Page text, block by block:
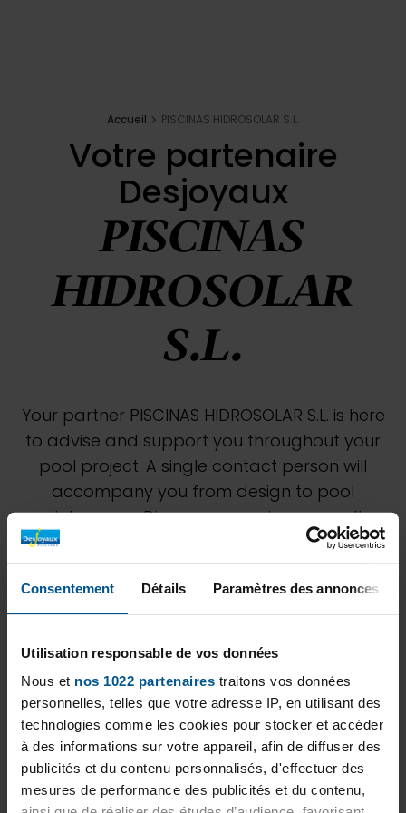
Consentement Détails Paramètres des annonces
Utilisation responsable de vos données
Nous et nos 1022 partenaires traitons vos données
personnelles, telles que votre adresse IP, en utilisant des
technologies comme les cookies pour stocker et accéder
à des informations sur votre appareil, afin de diffuser des
publicités et du contenu personnalisés, d'effectuer des
mesures de performance des publicités et du contenu,
Votre projet
Zahtevajte ponudbo
Konfigurator bazena
Accueil PISCINAS HIDROSOLAR S.L.
Votre partenaire
Desjoyaux
PISCINAS
HIDROSOLAR
S.L.
Your partner PISCINAS HIDROSOLAR S.L. is here
to advise and support you throughout your
pool project. A single contact person will
accompany you from design to pool
maintenance. Discover our unique expertise
through our various achievements. Don't
hesitate to ask our PISCINAS HIDROSOLAR S.L.
team for a personalized study to best
estimate your project.